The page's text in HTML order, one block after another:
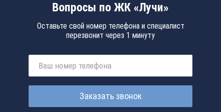
Вопросы по ЖК «Лучи»
Оставьте свой номер телефона и специалист
перезвонит через 1 минуту
Заказать звонок